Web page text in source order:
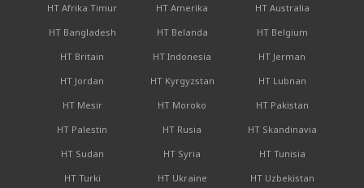
HT Afrika Timur
HT Amerika
HT Australia
HT Bangladesh
HT Belanda
HT Belgium
HT Britain
HT Indonesia
HT Jerman
HT Jordan
HT Kyrgyzstan
HT Lubnan
HT Mesir
HT Moroko
HT Pakistan
HT Palestin
HT Rusia
HT Skandinavia
HT Sudan
HT Syria
HT Tunisia
HT Turki
HT Ukraine HT Uzbekistan